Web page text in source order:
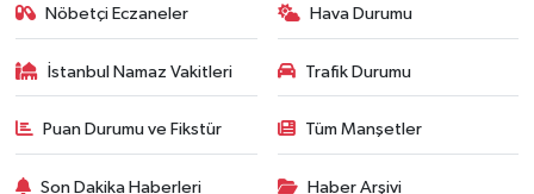
Nöbetçi Eczaneler Hava Durumu
İstanbul Namaz Vakitleri Trafik Durumu
Puan Durumu ve Fikstür Tüm Manşetler
Son Dakika Haberleri Haber Arşivi